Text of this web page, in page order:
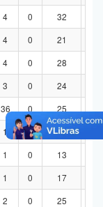
4 0 32
4 0 21
4 0 28
3 0 24
36 0 25
1 0 21
1 0 13
1 0 17
2 0 25